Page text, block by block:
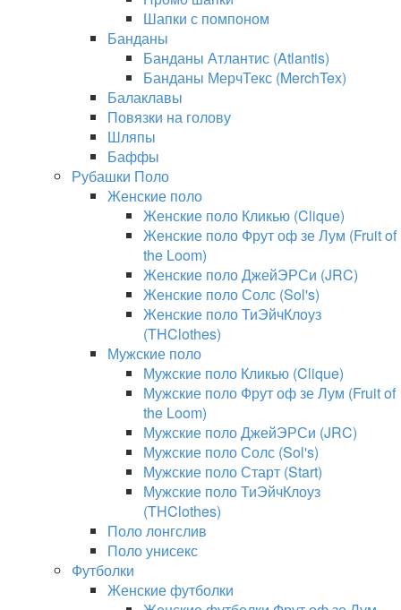
Шапки с помпоном
Банданы
Банданы Атлантис (Atlantis)
Банданы МерчТекс (MerchTex)
Балаклавы
Повязки на голову
Шляпы
Баффы
Рубашки Поло
Женские поло
Женские поло Кликью (Clique)
Женские поло Фрут оф зе Лум (Fruit of
the Loom)
Женские поло ДжейЭРСи (JRC)
Женские поло Солс (Sol's)
Женские поло ТиЭйчКлоуз
(THClothes)
Мужские поло
Мужские поло Кликью (Clique)
Мужские поло Фрут оф зе Лум (Fruit of
the Loom)
Мужские поло ДжейЭРСи (JRC)
Мужские поло Солс (Sol's)
Мужские поло Старт (Start)
Мужские поло ТиЭйчКлоуз
(THClothes)
Поло лонгслив
Поло унисекс
Футболки
Женские футболки